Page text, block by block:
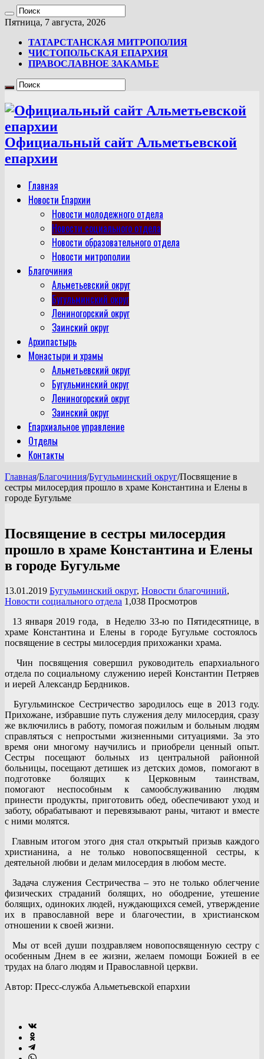
Пятница, 7 августа, 2026
ТАТАРСТАНСКАЯ МИТРОПОЛИЯ
ЧИСТОПОЛЬСКАЯ ЕПАРХИЯ
ПРАВОСЛАВНОЕ ЗАКАМЬЕ
Официальный сайт Альметьевской
епархии
Главная
Новости Епархии
Новости молодежного отдела
Новости социального отдела
Новости образовательного отдела
Новости митрополии
Благочиния
Альметьевский округ
Бугульминский округ
Лениногорский округ
Заинский округ
Архипастырь
Монастыри и храмы
Альметьевский округ
Бугульминский округ
Лениногорский округ
Заинский округ
Епархиальное управление
Отделы
Контакты
Главная/Благочиния/Бугульминский округ/Посвящение в
сестры милосердия прошло в храме Константина и Елены в
городе Бугульме
Посвящение в сестры милосердия
прошло в храме Константина и Елены
в городе Бугульме
13.01.2019 Бугульминский округ, Новости благочиний,
Новости социального отдела 1,038 Просмотров
13 января 2019 года, в Неделю 33-ю по Пятидесятнице, в
храме Константина и Елены в городе Бугульме состоялось
посвящение в сестры милосердия прихожанки храма.
Чин посвящения совершил руководитель епархиального
отдела по социальному служению иерей Константин Петряев
и иерей Александр Бердников.
Бугульминское Сестричество зародилось еще в 2013 году.
Прихожане, избравшие путь служения делу милосердия, сразу
же включились в работу, помогая пожилым и больным людям
справляться с непростыми жизненными ситуациями. За это
время они многому научились и приобрели ценный опыт.
Сестры посещают больных из центральной районной
больницы, посещают детишек из детских домов, помогают в
подготовке болящих к Церковным таинствам,
помогают неспособным к самообслуживанию людям
принести продукты, приготовить обед, обеспечивают уход и
заботу, обрабатывают и перевязывают раны, читают и вместе
с ними молятся.
Главным итогом этого дня стал открытый призыв каждого
христианина, а не только новопосвященной сестры, к
деятельной любви и делам милосердия в любом месте.
Задача служения Сестричества – это не только облегчение
физических страданий болящих, но ободрение, утешение
болящих, одиноких людей, нуждающихся семей, утверждение
их в православной вере и благочестии, в христианском
отношении к своей жизни.
Мы от всей души поздравляем новопосвященную сестру с
особенным Днем в ее жизни, желаем помощи Божией в ее
трудах на благо людям и Православной церкви.
Автор: Пресс-служба Альметьевской епархии